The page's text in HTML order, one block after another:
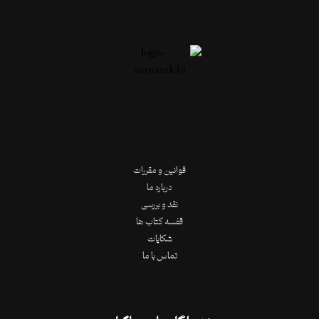
قوانین و مقررات
درباره ما
نقد و بررسی
قفسه کتاب ها
شکایات
تماس با ما